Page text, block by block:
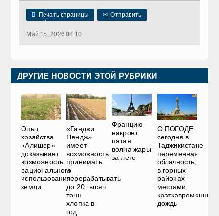
 Печать страницы ✉ Отправить
Май 15, 2026 08:10
ДРУГИЕ НОВОСТИ ЭТОЙ РУБРИКИ
Опыт
хозяйства
«Алишер»
доказывает
возможность
рационального
использования
земли
«Ганджи
Пяндж»
имеет
возможность
принимать
и
перерабатывать
до 20 тысяч
тонн
хлопка в
год
Францию
накроет
пятая
волна жары
за лето
О ПОГОДЕ:
сегодня в
Таджикистане
переменная
облачность,
в горных
районах
местами
кратковременный
дождь